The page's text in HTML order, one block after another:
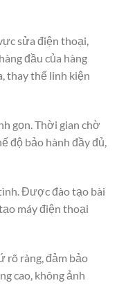
sửa điện thoại,
đầu của hàng
thay thế linh kiện
gọn. Thời gian chờ
độ bảo hành đầy đủ,
Được đào tạo bài
máy điện thoại
rõ ràng, đảm bảo
cao, không ảnh